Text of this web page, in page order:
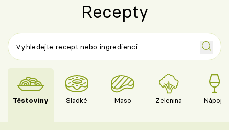
Recepty
Těstoviny Sladké Maso Zelenina Nápoje